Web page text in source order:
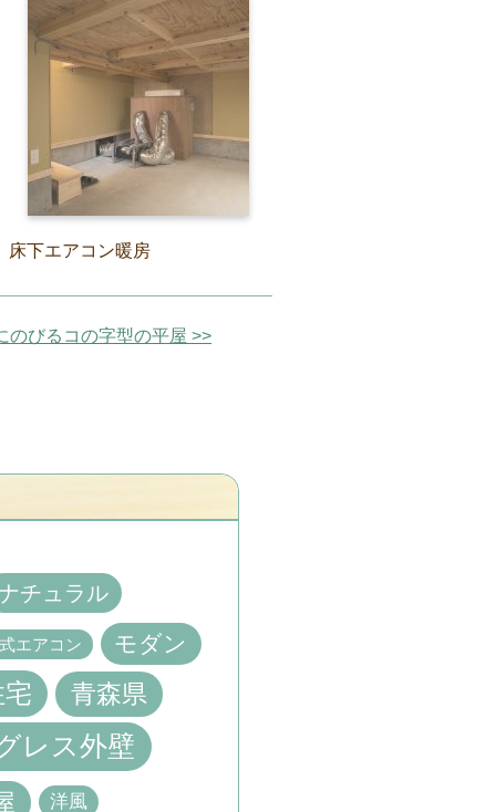
床下エアコン暖房
のびるコの字型の平屋 >>
チュラル
エアコン モダン
青森県
レス外壁
洋風